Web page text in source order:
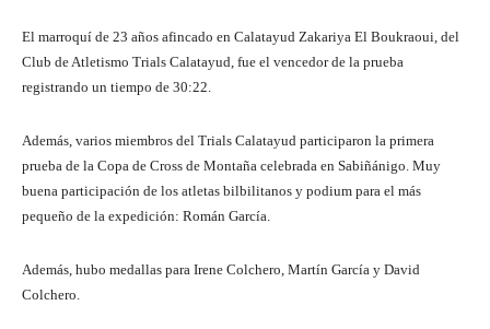
El marroquí de 23 años afincado en Calatayud Zakariya El Boukraoui, del
Club de Atletismo Trials Calatayud, fue el vencedor de la prueba
registrando un tiempo de 30:22.
Además, varios miembros del Trials Calatayud participaron la primera
prueba de la Copa de Cross de Montaña celebrada en Sabiñánigo. Muy
buena participación de los atletas bilbilitanos y podium para el más
pequeño de la expedición: Román García.
Además, hubo medallas para Irene Colchero, Martín García y David
Colchero.